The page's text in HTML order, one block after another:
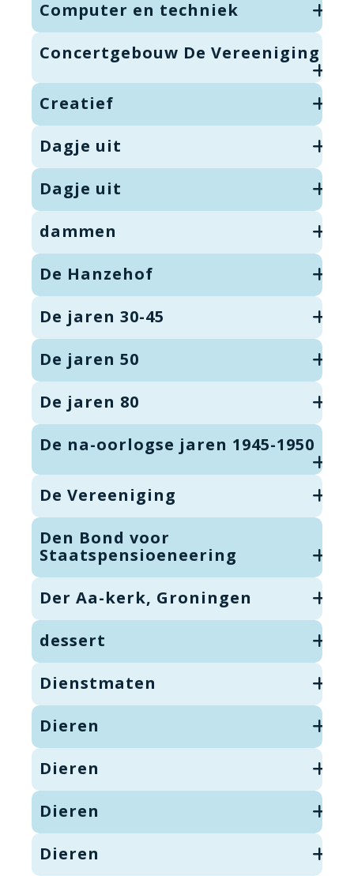
Computer en techniek
Concertgebouw De Vereeniging
Creatief
Dagje uit
Dagje uit
dammen
De Hanzehof
De jaren 30-45
De jaren 50
De jaren 80
De na-oorlogse jaren 1945-1950
De Vereeniging
Den Bond voor
Staatspensioeneering
Der Aa-kerk, Groningen
dessert
Dienstmaten
Dieren
Dieren
Dieren
Dieren